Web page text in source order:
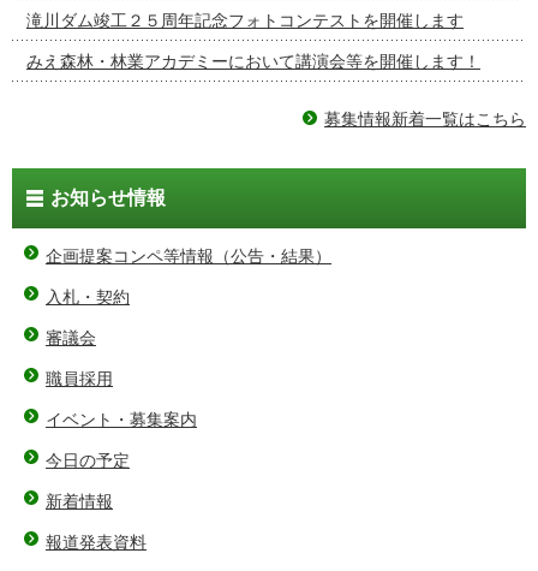
滝川ダム竣工２５周年記念フォトコンテストを開催します
みえ森林・林業アカデミーにおいて講演会等を開催します！
募集情報新着一覧はこちら
お知らせ情報
企画提案コンペ等情報（公告・結果）
入札・契約
審議会
職員採用
イベント・募集案内
今日の予定
新着情報
報道発表資料